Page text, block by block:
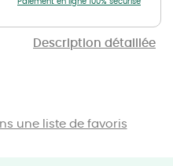
Description détaillée
Paiement en ligne 100% sécurisé
une liste de favoris